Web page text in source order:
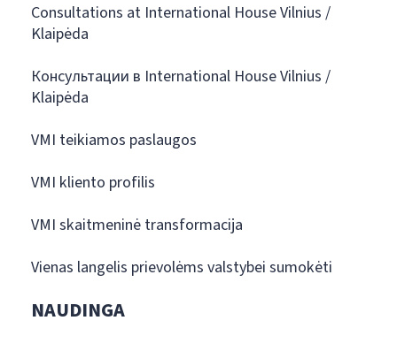
Consultations at International House Vilnius /
Klaipėda
Консультации в International House Vilnius /
Klaipėda
VMI teikiamos paslaugos
VMI kliento profilis
VMI skaitmeninė transformacija
Vienas langelis prievolėms valstybei sumokėti
NAUDINGA